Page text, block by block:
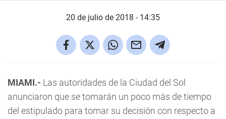
20 de julio de 2018 - 14:35
MIAMI.- Las autoridades de la Ciudad del Sol
anunciaron que se tomarán un poco más de tiempo
del estipulado para tomar su decisión con respecto a